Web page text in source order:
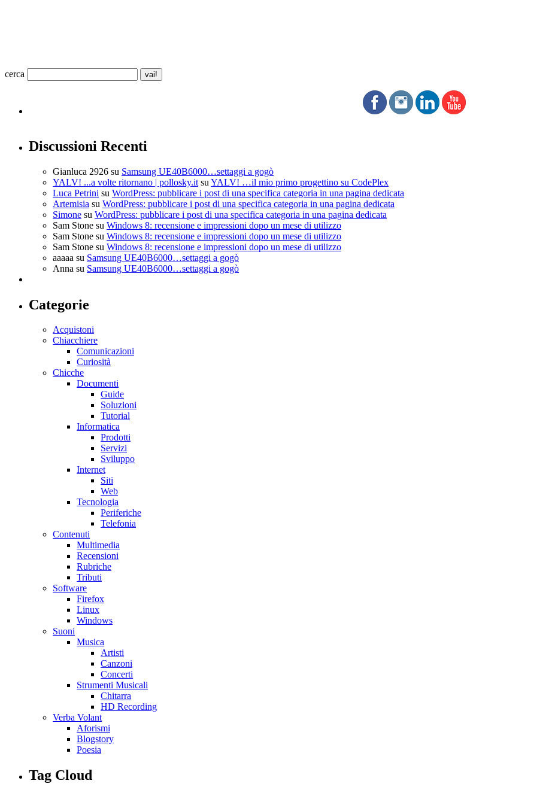
cerca
Discussioni Recenti
Gianluca 2926 su Samsung UE40B6000…settaggi a gogò
YALV! ...a volte ritornano | pollosky.it su YALV! …il mio primo progettino su CodePlex
Luca Petrini su WordPress: pubblicare i post di una specifica categoria in una pagina dedicata
Artemisia su WordPress: pubblicare i post di una specifica categoria in una pagina dedicata
Simone su WordPress: pubblicare i post di una specifica categoria in una pagina dedicata
Sam Stone su Windows 8: recensione e impressioni dopo un mese di utilizzo
Sam Stone su Windows 8: recensione e impressioni dopo un mese di utilizzo
Sam Stone su Windows 8: recensione e impressioni dopo un mese di utilizzo
aaaaa su Samsung UE40B6000…settaggi a gogò
Anna su Samsung UE40B6000…settaggi a gogò
Categorie
Acquistoni
Chiacchiere
Comunicazioni
Curiosità
Chicche
Documenti
Guide
Soluzioni
Tutorial
Informatica
Prodotti
Servizi
Sviluppo
Internet
Siti
Web
Tecnologia
Periferiche
Telefonia
Contenuti
Multimedia
Recensioni
Rubriche
Tributi
Software
Firefox
Linux
Windows
Suoni
Musica
Artisti
Canzoni
Concerti
Strumenti Musicali
Chitarra
HD Recording
Verba Volant
Aforismi
Blogstory
Poesia
Tag Cloud